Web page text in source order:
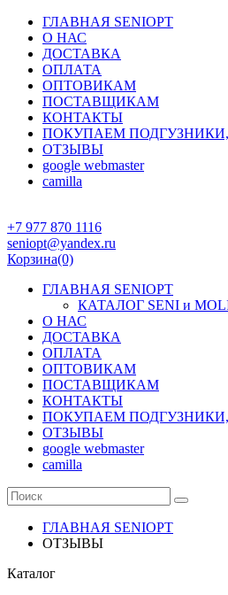
ГЛАВНАЯ SENIOPT
О НАС
ДОСТАВКА
ОПЛАТА
ОПТОВИКАМ
ПОСТАВЩИКАМ
КОНТАКТЫ
ПОКУПАЕМ
ОТЗЫВЫ
google webmaster
camilla
+7 977 870 1116
seniopt@yandex.ru
Корзина(0)
ГЛАВНАЯ SENIOPT
КАТАЛОГ SENI и
О НАС
ДОСТАВКА
ОПЛАТА
ОПТОВИКАМ
ПОСТАВЩИКАМ
КОНТАКТЫ
ПОКУПАЕМ
ОТЗЫВЫ
google webmaster
camilla
ГЛАВНАЯ SENIOPT
ОТЗЫВЫ
Каталог